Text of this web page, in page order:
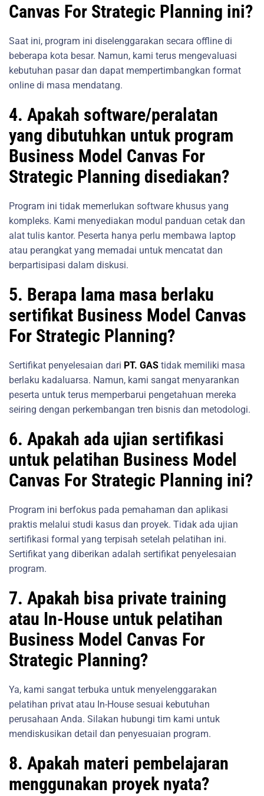
Canvas For Strategic Planning ini?
Saat ini, program ini diselenggarakan secara offline di
beberapa kota besar. Namun, kami terus mengevaluasi
kebutuhan pasar dan dapat mempertimbangkan format
online di masa mendatang.
4. Apakah software/peralatan
yang dibutuhkan untuk program
Business Model Canvas For
Strategic Planning disediakan?
Program ini tidak memerlukan software khusus yang
kompleks. Kami menyediakan modul panduan cetak dan
alat tulis kantor. Peserta hanya perlu membawa laptop
atau perangkat yang memadai untuk mencatat dan
berpartisipasi dalam diskusi.
5. Berapa lama masa berlaku
sertifikat Business Model Canvas
For Strategic Planning?
Sertifikat penyelesaian dari PT. GAS tidak memiliki masa
berlaku kadaluarsa. Namun, kami sangat menyarankan
peserta untuk terus memperbarui pengetahuan mereka
seiring dengan perkembangan tren bisnis dan metodologi.
6. Apakah ada ujian sertifikasi
untuk pelatihan Business Model
Canvas For Strategic Planning ini?
Program ini berfokus pada pemahaman dan aplikasi
praktis melalui studi kasus dan proyek. Tidak ada ujian
sertifikasi formal yang terpisah setelah pelatihan ini.
Sertifikat yang diberikan adalah sertifikat penyelesaian
program.
7. Apakah bisa private training
atau In-House untuk pelatihan
Business Model Canvas For
Strategic Planning?
Ya, kami sangat terbuka untuk menyelenggarakan
pelatihan privat atau In-House sesuai kebutuhan
perusahaan Anda. Silakan hubungi tim kami untuk
mendiskusikan detail dan penyesuaian program.
8. Apakah materi pembelajaran
menggunakan proyek nyata?